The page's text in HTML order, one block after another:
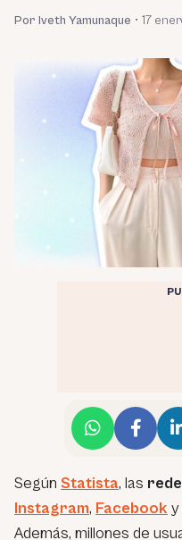
Por Iveth Yamunaque • 17
Según Statista, las
Instagram, Facebook y
Además, millones de